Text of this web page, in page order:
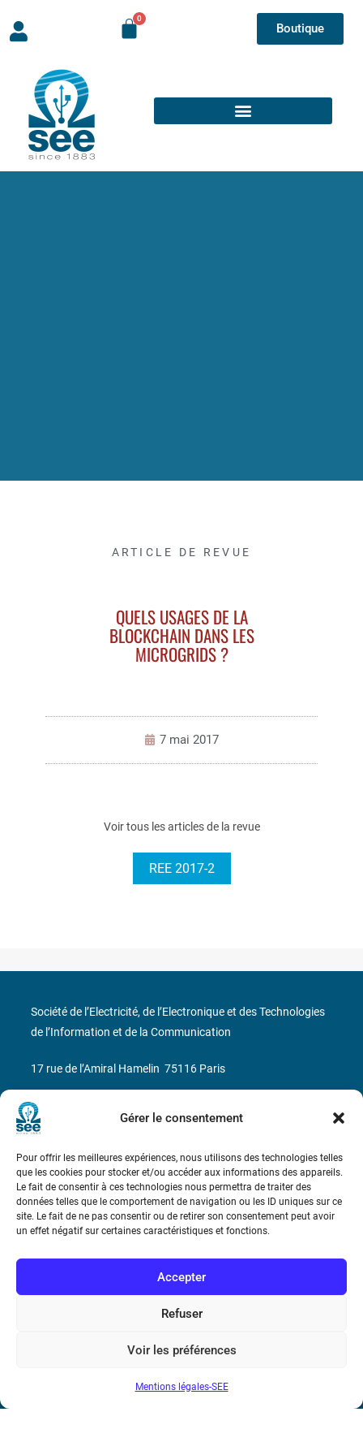
Gérer le consentement
Pour offrir les meilleures expériences, nous utilisons des technologies telles
que les cookies pour stocker et/ou accéder aux informations des appareils.
Le fait de consentir à ces technologies nous permettra de traiter des
données telles que le comportement de navigation ou les ID uniques sur ce
site. Le fait de ne pas consentir ou de retirer son consentement peut avoir
un effet négatif sur certaines caractéristiques et fonctions.
Accepter
Refuser
Voir les préférences
Mentions légales-SEE
Boutique
ARTICLE DE REVUE
QUELS USAGES DE LA
BLOCKCHAIN DANS LES
MICROGRIDS ?
7 mai 2017
Voir tous les articles de la revue
REE 2017-2
Bicentenaire des découvertes d’André-
Conditions Générales de Vente
Mentions légales
Société de l’Electricité, de l’Electronique et des Technologies
de l’Information et de la Communication
17 rue de l’Amiral Hamelin 75116 Paris
Métro : « Boissière » Ligne 6 et « Iéna » Ligne 9
N° de SIREN : 785 393 232, Code APE : 9412Z TVA intra-
communautaire : FR44 785 393 232